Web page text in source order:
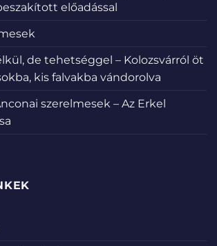
előadással
de tehetséggel – Kolozsvárról öt
kis falvakba vándorolva
szerelmesek – Az Erkel